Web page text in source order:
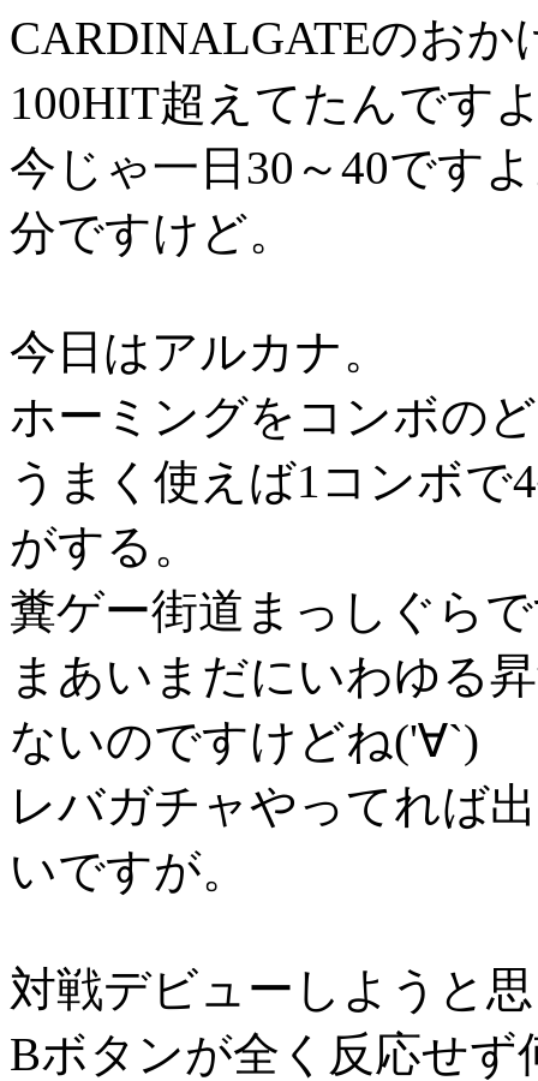
CARDINALGATEのお
100HIT超えてたんです
今じゃ一日30～40です
分ですけど。
今日はアルカナ。
ホーミングをコンボの
うまく使えば1コンボで
がする。
糞ゲー街道まっしぐら
まあいまだにいわゆる
ないのですけどね('∀`)
レバガチャやってれば
いですが。
対戦デビューしようと
Bボタンが全く反応せず